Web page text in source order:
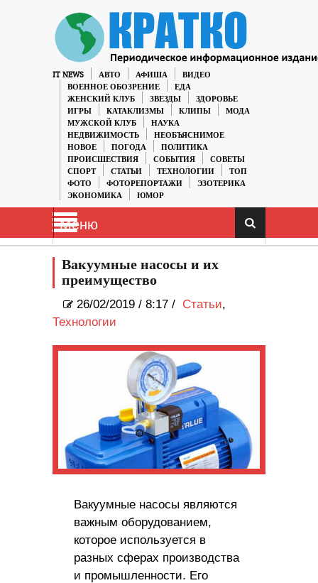
IT NEWS АВТО АФИША
ВИДЕО
ВОЕННОЕ ОБОЗРЕНИЕ
ЕДА
ЖЕНСКИЙ КЛУБ
ЗВЕЗДЫ
ЗДОРОВЬЕ
ИГРЫ
КАТАКЛИЗМЫ КЛИПЫ
МОДА
МУЖСКОЙ КЛУБ
НАУКА
НЕДВИЖИМОСТЬ
НЕОБЪЯСНИМОЕ
НОВОЕ
ПОГОДА
ПОЛИТИКА
ПРОИСШЕСТВИЯ
СОБЫТИЯ
СОВЕТЫ
СПОРТ
СТАТЬИ ТЕХНОЛОГИИ
ТОП
ФОТО
ФОТОРЕПОРТАЖИ
ЭЗОТЕРИКА
ЭКОНОМИКА
ЮМОР
Меню
Вакуумные насосы и их
преимущество
26/02/2019 / 8:17 / Статьи,
Технологии
Вакуумные насосы являются
важным оборудованием,
которое используется в
разных сферах производства
и промышленности. Его